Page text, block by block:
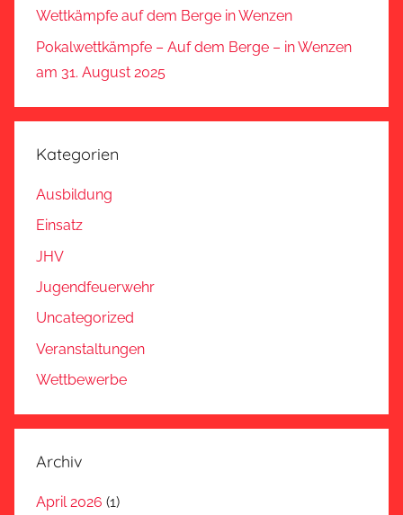
Wettkämpfe auf dem Berge in Wenzen
Pokalwettkämpfe – Auf dem Berge – in Wenzen
am 31. August 2025
Kategorien
Ausbildung
Einsatz
JHV
Jugendfeuerwehr
Uncategorized
Veranstaltungen
Wettbewerbe
Archiv
April 2026 (1)